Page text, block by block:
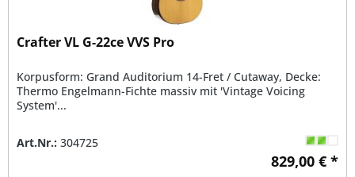
Crafter VL G-22ce VVS Pro
Korpusform: Grand Auditorium 14-Fret / Cutaway, Decke:
Thermo Engelmann-Fichte massiv mit 'Vintage Voicing
System'...
Art.Nr.: 304725
829,00 € *